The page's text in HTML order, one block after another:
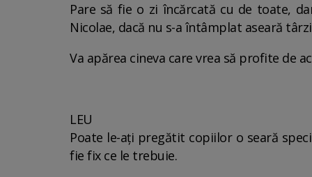
Pare să fie o zi încărcată cu de toate,
Nicolae, dacă nu s-a întâmplat aseară
Va apărea cineva care vrea să profite de
LEU
Poate le-ați pregătit copiilor o seară
fie fix ce le trebuie.